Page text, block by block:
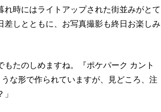
時にはライトアップされた街並みがとて
しとともに、お写真撮影も終日お楽しみ
たのしめますね。『ポケパーク カント
な形で作られていますが、見どころ、注